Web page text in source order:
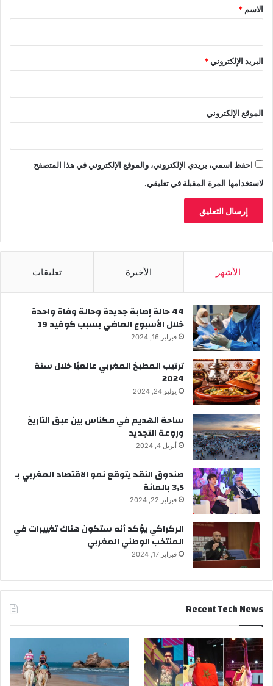
*
الاسم *
البريد الإلكتروني*
الموقع الإلكتروني
احفظ اسمي، بريدي الإلكتروني، والموقع الإلكتروني في هذا المتصفح
لاستخدامها المرة المقبلة في تعليقي.
الأشهر الأخيرة تعليقات
44 حالة إصابة جديدة وحالة وفاة واحدة
خلال الأسبوع الماضي بسبب كوفيد 19
فبراير 16, 2024
ترتيب المطبخ المغربي عالميًا خلال سنة
2024
يوليو 24, 2024
ساحة الهديم في مكناس بين عبق التاريخ
وروعة التجديد
أبريل 4, 2024
صندوق النقد يتوقع نمو الاقتصاد المغربي بـ
3,5 بالمائة
فبراير 22, 2024
الركراكي يؤكد أنه ستكون هناك تغييرات في
المنتخب الوطني المغربي
فبراير 17, 2024
Recent Tech News